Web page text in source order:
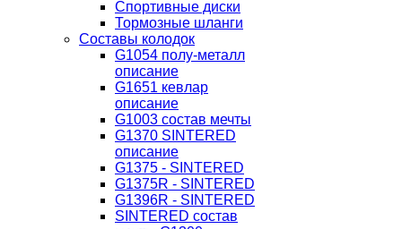
Спортивные диски
Тормозные шланги
Составы колодок
G1054 полу-металл
описание
G1651 кевлар
описание
G1003 состав мечты
G1370 SINTERED
описание
G1375 - SINTERED
G1375R - SINTERED
G1396R - SINTERED
SINTERED состав